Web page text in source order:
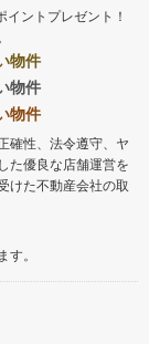
ントプレゼント！
物件
物件
物件
確性、法令遵守、ヤ
た優良な店舗運営を
けた不動産会社の取
。